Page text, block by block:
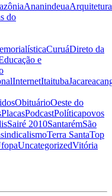
AnanindeuaArquitetura
do
CuruáDireto da
e
InternetItaituba
ObituárioOeste do
PlacasPodcastPolíticapovos
Sairé 2010SantarémSão
sindicalismoTerra SantaTop
UncategorizedVitória